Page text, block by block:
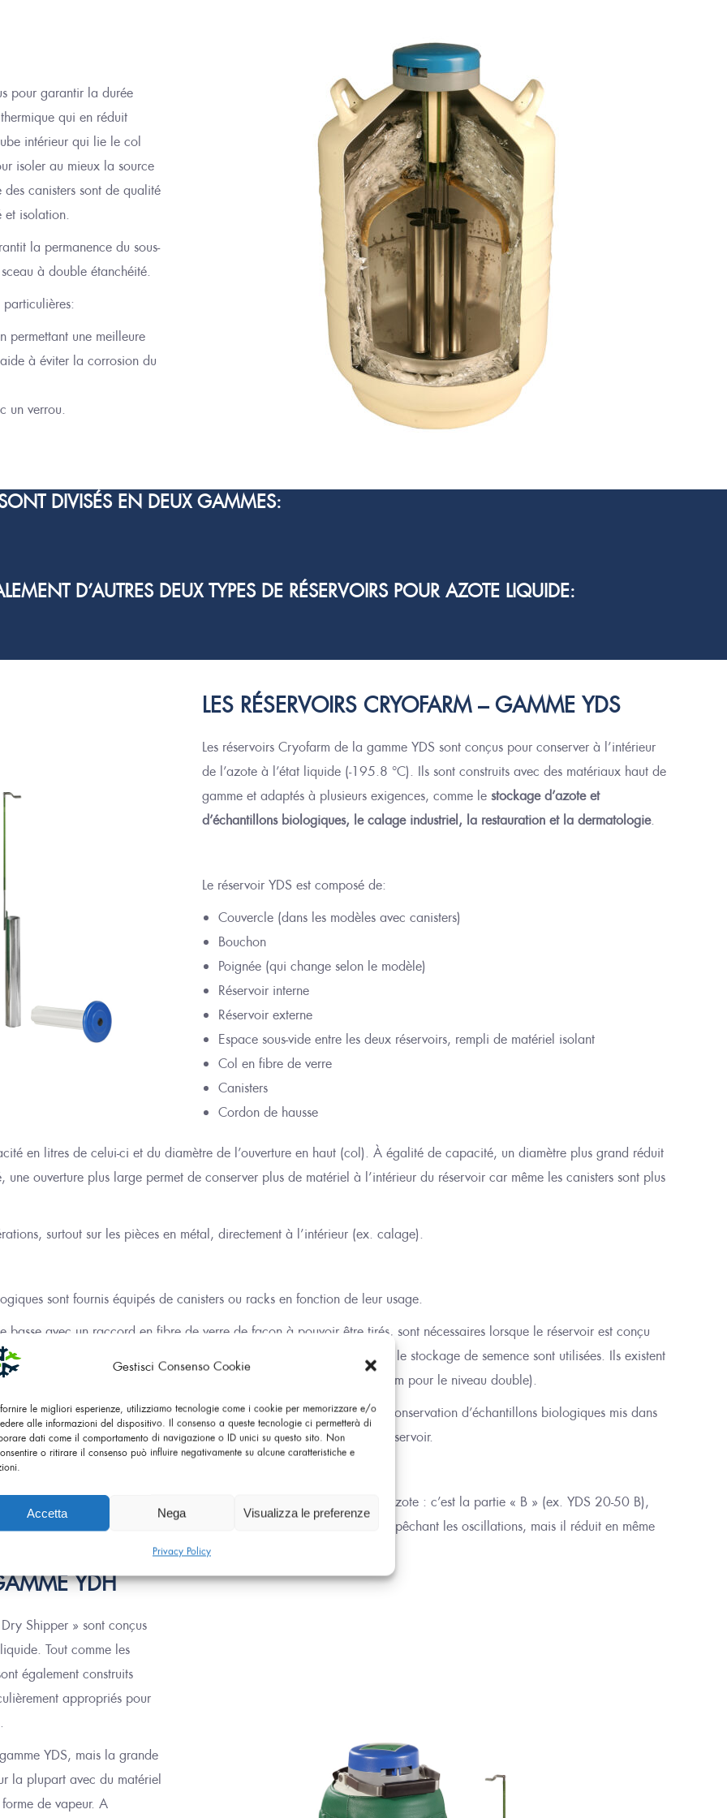
Gestisci Consenso Cookie
fornire le migliori esperienze, utilizziamo tecnologie come i cookie per memorizzare e/o
alle informazioni del dispositivo. Il consenso a queste tecnologie ci permetterà di
dati come il comportamento di navigazione o ID unici su questo sito. Non
o ritirare il consenso può influire negativamente su alcune caratteristiche e
Accetta Nega Visualizza le preferenze
Privacy Policy
pour garantir la durée
qui en réduit
intérieur qui lie le col
isoler au mieux la source
canisters sont de qualité
et isolation.
la permanence du sous-
à double étanchéité.
:
permettant une meilleure
à éviter la corrosion du
un verrou.
DIVISÉS EN DEUX GAMMES:
D’AUTRES DEUX TYPES DE RÉSERVOIRS POUR AZOTE LIQUIDE:
LES RÉSERVOIRS CRYOFARM – GAMME YDS
Les réservoirs Cryofarm de la gamme YDS sont conçus pour conserver à l’intérieur
de l’azote à l’état liquide (-195.8 °C). Ils sont construits avec des matériaux haut de
gamme et adaptés à plusieurs exigences, comme le stockage d’azote et
d’échantillons biologiques, le calage industriel, la restauration et la dermatologie.
Le réservoir YDS est composé de:
Couvercle (dans les modèles avec canisters)
Bouchon
Poignée (qui change selon le modèle)
Réservoir interne
Réservoir externe
Espace sous-vide entre les deux réservoirs, rempli de matériel isolant
Col en fibre de verre
Canisters
Cordon de hausse
en litres de celui-ci et du diamètre de l’ouverture en haut (col). À égalité de capacité, un diamètre plus grand réduit
une ouverture plus large permet de conserver plus de matériel à l’intérieur du réservoir car même les canisters sont plus
surtout sur les pièces en métal, directement à l’intérieur (ex. calage).
sont fournis équipés de canisters ou racks en fonction de leur usage.
basse avec un raccord en fibre de verre de façon à pouvoir être tirés, sont nécessaires lorsque le réservoir est conçu
le cas de l’insémination artificielle, pour laquelle des paillettes pour le stockage de semence sont utilisées. Ils existent
jusqu’à 120 mm) et hauteur (120 mm pour le niveau simple, 275 mm pour le niveau double).
de boites en plastique appelés Cryobox, sont nécessaires pour la conservation d’échantillons biologiques mis dans
canisters, la taille des racks varieen fonction dela taille interne du réservoir.
appropriée pour le transport d’azote et de matériel biologique en azote : c’est la partie « B » (ex. YDS 20-50 B),
réservoir extérieur et
celui à l’ intérieur. Cela fortifie la structure en empêchant les oscillations, mais il réduit en même
utilisation en stockage
YDH
Shipper » sont conçus
Tout comme les
également construits
appropriés pour
YDS, mais la grande
la plupart avec du matériel
de vapeur. A